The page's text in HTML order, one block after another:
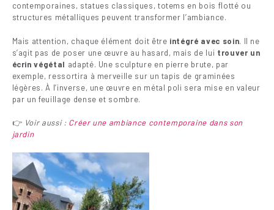
contemporaines, statues classiques, totems en bois flotté ou
structures métalliques peuvent transformer l’ambiance.
Mais attention, chaque élément doit être intégré avec soin. Il ne
s’agit pas de poser une œuvre au hasard, mais de lui trouver un
écrin végétal adapté. Une sculpture en pierre brute, par
exemple, ressortira à merveille sur un tapis de graminées
légères. À l’inverse, une œuvre en métal poli sera mise en valeur
par un feuillage dense et sombre.
👉 Voir aussi : Créer une ambiance contemporaine dans son
jardin